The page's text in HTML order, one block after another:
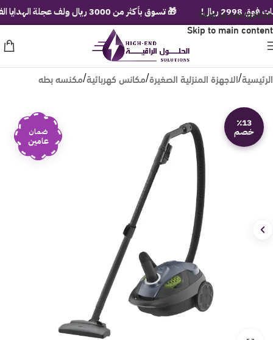
Skip to navigation
Skip to main content
الرئيسية/الاجهزة المنزلية الصغيرة/مكانس كهربائية/مكنسه بطه
٪13
خصم ضمان
عامين
🎁 تسوق بأكثر من 3000 ريال ولف عجلة الهدايا الفورية!